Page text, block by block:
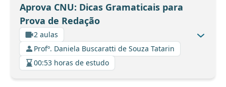
Aprova CNU: Dicas Gramaticais para
Prova de Redação
2 aulas
Profº. Daniela Buscaratti de Souza Tatarin
00:53 horas de estudo